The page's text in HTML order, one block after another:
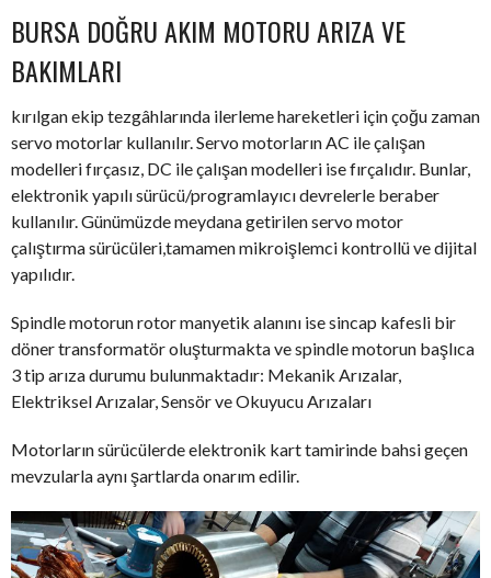
BURSA DOĞRU AKIM MOTORU ARIZA VE
BAKIMLARI
kırılgan ekip tezgâhlarında ilerleme hareketleri için çoğu zaman
servo motorlar kullanılır. Servo motorların AC ile çalışan
modelleri fırçasız, DC ile çalışan modelleri ise fırçalıdır. Bunlar,
elektronik yapılı sürücü/programlayıcı devrelerle beraber
kullanılır. Günümüzde meydana getirilen servo motor
çalıştırma sürücüleri,tamamen mikroişlemci kontrollü ve dijital
yapılıdır.
Spindle motorun rotor manyetik alanını ise sincap kafesli bir
döner transformatör oluşturmakta ve spindle motorun başlıca
3 tip arıza durumu bulunmaktadır: Mekanik Arızalar,
Elektriksel Arızalar, Sensör ve Okuyucu Arızaları
Motorların sürücülerde elektronik kart tamirinde bahsi geçen
mevzularla aynı şartlarda onarım edilir.